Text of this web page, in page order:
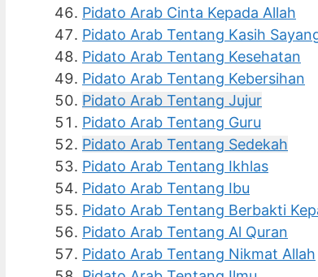
Pidato Arab Cinta Kepada Allah
Pidato Arab Tentang Kasih
Pidato Arab Tentang Kesehatan
Pidato Arab Tentang Kebersihan
Pidato Arab Tentang Jujur
Pidato Arab Tentang Guru
Pidato Arab Tentang Sedekah
Pidato Arab Tentang Ikhlas
Pidato Arab Tentang Ibu
Pidato Arab Tentang Berbakti
Pidato Arab Tentang Al Quran
Pidato Arab Tentang Nikmat Allah